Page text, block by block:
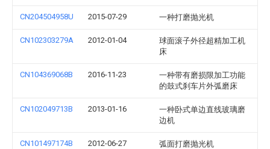
CN204504958U 2015-07-29 一种打磨抛光机
CN102303279A 2012-01-04
球面滚子外径超精加工机
床
CN104369068B 2016-11-23
一种带有磨损限加工功能
的鼓式刹车片外弧磨床
CN102049713B 2013-01-16
一种卧式单边直线玻璃磨
边机
CN101497174B 2012-06-27 弧面打磨抛光机